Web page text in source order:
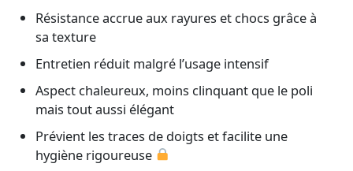
Résistance accrue aux rayures et chocs grâce à
sa texture
Entretien réduit malgré l’usage intensif
Aspect chaleureux, moins clinquant que le poli
mais tout aussi élégant
Prévient les traces de doigts et facilite une
hygiène rigoureuse